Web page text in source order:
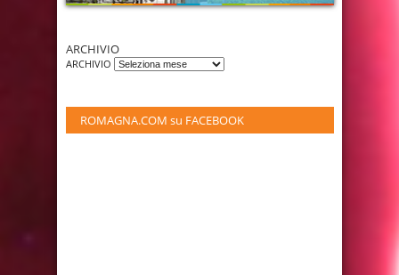
ARCHIVIO
ARCHIVIO
ROMAGNA.COM su FACEBOOK